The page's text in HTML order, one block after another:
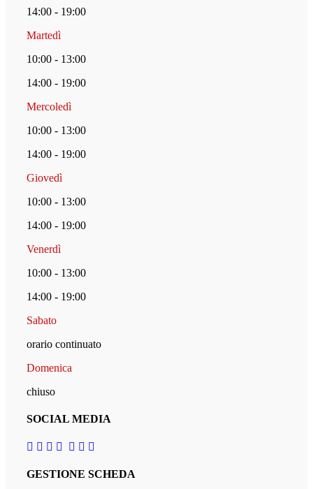
14:00 - 19:00
Martedì
10:00 - 13:00
14:00 - 19:00
Mercoledì
10:00 - 13:00
14:00 - 19:00
Giovedì
10:00 - 13:00
14:00 - 19:00
Venerdì
10:00 - 13:00
14:00 - 19:00
Sabato
orario continuato
Domenica
chiuso
SOCIAL MEDIA
GESTIONE SCHEDA